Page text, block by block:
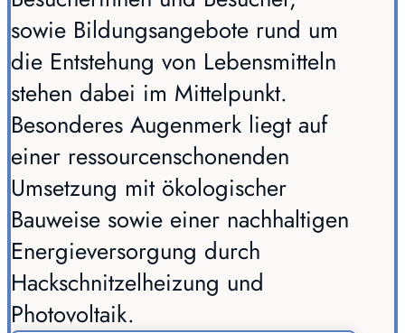
sowie Bildungsangebote rund um
die Entstehung von Lebensmitteln
stehen dabei im Mittelpunkt.
Besonderes Augenmerk liegt auf
einer ressourcenschonenden
Umsetzung mit ökologischer
Bauweise sowie einer nachhaltigen
Energieversorgung durch
Hackschnitzelheizung und
Photovoltaik.